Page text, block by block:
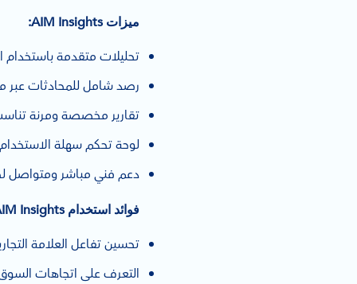
ميزات AIM Insights:
تحليلات متقدمة باستخدام
رصد شامل للمحادثات عبر
تقارير مخصصة ومرنة
لوحة تحكم سهلة
دعم فني مباشر ومتواصل
فوائد استخدام AIM Insights في السعودية:
تحسين تفاعل العلامة
التعرف على اتجاهات